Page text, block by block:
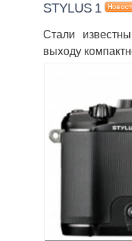
STYLUS 1
Стали
выходу